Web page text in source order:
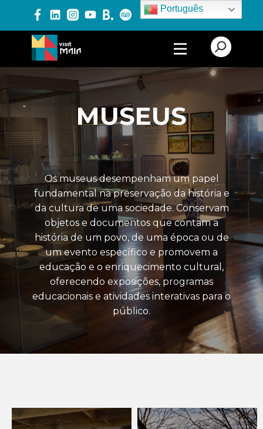
Português
PRODUTOS E SERVIÇOS
TURISMO CULTURAL
ARQUITETURA
ARTE URBANA E
INSTALAÇÕES
ARTÍSTICAS
ARTESANATO E
UNIDADES PRODUTIVAS
ARTESANAIS
CAMINHOS DE
SANTIAGO
EQUIPAMENTOS
CULTURAIS
IGREJAS, CAPELAS E
MIRADOUROS
MUSEUS
MUSEUS
Os museus desempenham um papel
fundamental na preservação da história e
da cultura de uma sociedade. Conservam
objetos e documentos que contam a
história de um povo, de uma época ou de
um evento específico e promovem a
educação e o enriquecimento cultural,
oferecendo exposições, programas
educacionais e atividades interativas para o
público.